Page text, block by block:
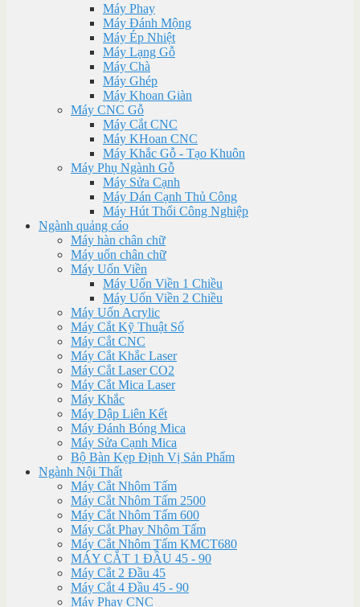
Máy Phay
Máy Đánh Mộng
Máy Ép Nhiệt
Máy Lạng Gỗ
Máy Chà
Máy Ghép
Máy Khoan Giàn
Máy CNC Gỗ
Máy Cắt CNC
Máy KHoan CNC
Máy Khắc Gỗ - Tạo Khuôn
Máy Phụ Ngành Gỗ
Máy Sửa Cạnh
Máy Dán Cạnh Thủ Công
Máy Hút Thổi Công Nghiệp
Ngành quảng cáo
Máy hàn chân chữ
Máy uốn chân chữ
Máy Uốn Viền
Máy Uốn Viền 1 Chiều
Máy Uốn Viền 2 Chiều
Máy Uốn Acrylic
Máy Cắt Kỹ Thuật Số
Máy Cắt CNC
Máy Cắt Khắc Laser
Máy Cắt Laser CO2
Máy Cắt Mica Laser
Máy Khắc
Máy Dập Liên Kết
Máy Đánh Bóng Mica
Máy Sửa Cạnh Mica
Bộ Bàn Kẹp Định Vị Sản Phẩm
Ngành Nội Thất
Máy Cắt Nhôm Tấm
Máy Cắt Nhôm Tấm 2500
Máy Cắt Nhôm Tấm 600
Máy Cắt Phay Nhôm Tấm
Máy Cắt Nhôm Tấm KMCT680
MÁY CẮT 1 ĐẦU 45 - 90
Máy Cắt 2 Đầu 45
Máy Cắt 4 Đầu 45 - 90
Máy Phay CNC